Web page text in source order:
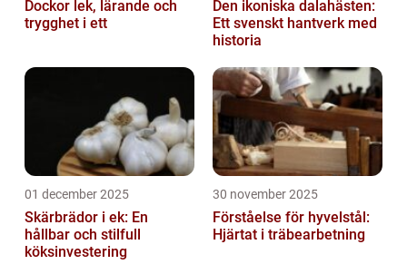
Dockor lek, lärande och
trygghet i ett
Den ikoniska dalahästen:
Ett svenskt hantverk med
historia
01 december 2025
Skärbrädor i ek: En
hållbar och stilfull
köksinvestering
30 november 2025
Förståelse för hyvelstål:
Hjärtat i träbearbetning